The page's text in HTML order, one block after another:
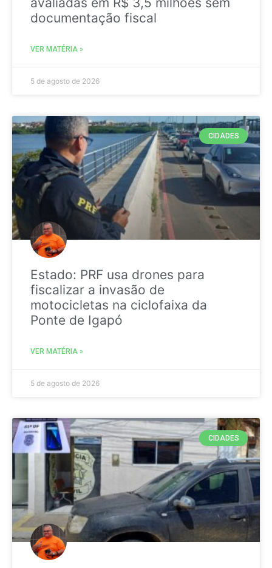
documentação fiscal
VER MATÉRIA »
5 de agosto de 2026
CIDADES
Estado: PRF usa drones para
fiscalizar a invasão de
motocicletas na ciclofaixa da
Ponte de Igapó
VER MATÉRIA »
5 de agosto de 2026
CIDADES